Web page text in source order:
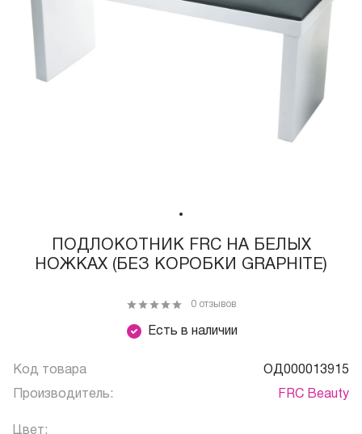
ПОДЛОКОТНИК FRC НА БЕЛЫХ
НОЖКАХ (БЕЗ КОРОБКИ GRAPHITE)
Есть в наличии
0 отзывов
Код товара ОД000013915
Производитель: FRC Beauty
Цвет: